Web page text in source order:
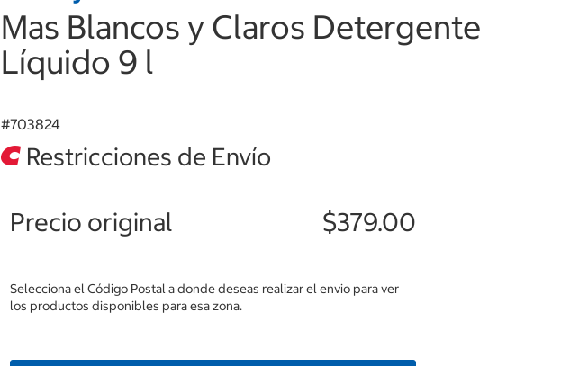
Mas Blancos y Claros Detergente
Líquido 9 l
#703824
Restricciones de Envío
Precio original $379.00
Selecciona el Código Postal a donde deseas realizar el envio para ver
los productos disponibles para esa zona.